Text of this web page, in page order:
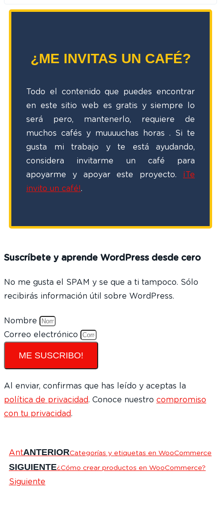
¿ME INVITAS UN CAFÉ?
Todo el contenido que puedes encontrar
en este sitio web es gratis y siempre lo
será pero, mantenerlo, requiere de
muchos cafés y muuuuchas horas . Si te
gusta mi trabajo y te está ayudando,
considera invitarme un café para
apoyarme y apoyar este proyecto. ¡Te
invito un café!.
Suscríbete y aprende WordPress desde cero
No me gusta el SPAM y se que a ti tampoco. Sólo
recibirás información útil sobre WordPress.
Nombre
Correo electrónico
ME SUSCRIBO!
Al enviar, confirmas que has leído y aceptas la
política de privacidad. Conoce nuestro compromiso
con tu privacidad.
AntANTERIORCategorías y etiquetas en WooCommerce
SIGUIENTE¿Cómo crear productos en WooCommerce?
Siguiente